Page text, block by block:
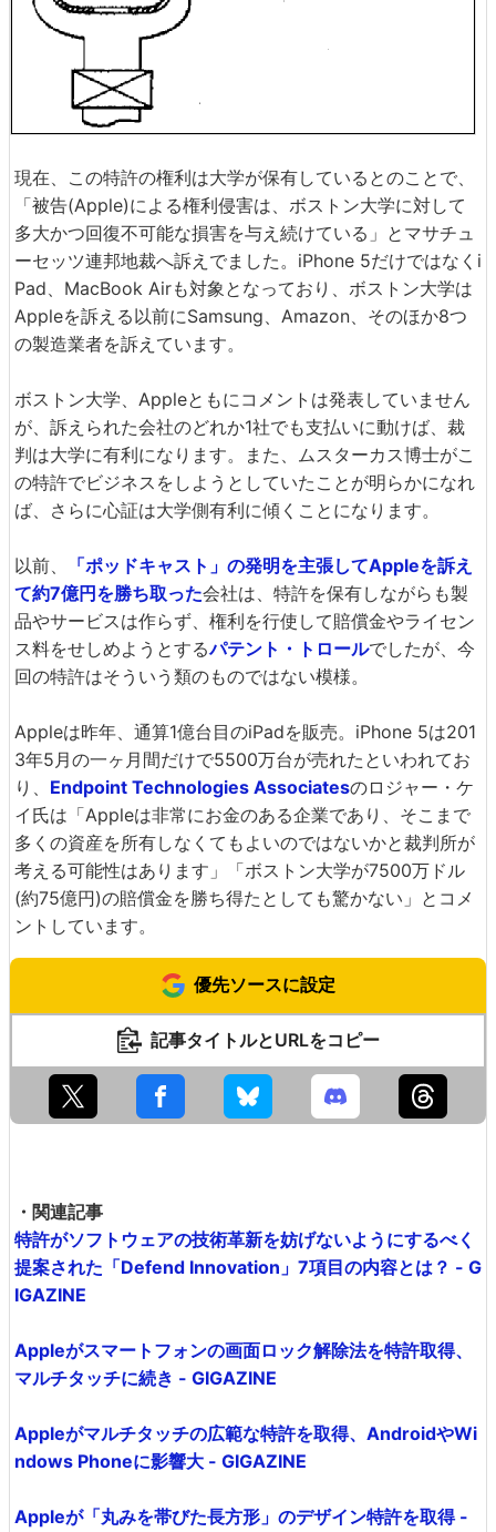
現在、この特許の権利は大学が保有しているとのことで、
「被告(Apple)による権利侵害は、ボストン大学に対して
多大かつ回復不可能な損害を与え続けている」とマサチュ
ーセッツ連邦地裁へ訴えでました。iPhone 5だけではなくi
Pad、MacBook Airも対象となっており、ボストン大学は
Appleを訴える以前にSamsung、Amazon、そのほか8つ
の製造業者を訴えています。
ボストン大学、Appleともにコメントは発表していません
が、訴えられた会社のどれか1社でも支払いに動けば、裁
判は大学に有利になります。また、ムスターカス博士がこ
の特許でビジネスをしようとしていたことが明らかになれ
ば、さらに心証は大学側有利に傾くことになります。
以前、
「ポッドキャスト」の発明を主張してAppleを訴え
て約7億円を勝ち取った会社は、特許を保有しながらも製
品やサービスは作らず、権利を行使して賠償金やライセン
ス料をせしめようとするパテント・トロールでしたが、今
回の特許はそういう類のものではない模様。
Appleは昨年、通算1億台目のiPadを販売。iPhone 5は201
3年5月の一ヶ月間だけで5500万台が売れたといわれてお
り、 Endpoint Technologies Associatesのロジャー・ケ
イ氏は「Appleは非常にお金のある企業であり、そこまで
多くの資産を所有しなくてもよいのではないかと裁判所が
考える可能性はあります」「ボストン大学が7500万ドル
(約75億円)の賠償金を勝ち得たとしても驚かない」とコメ
ントしています。
優先ソースに設定
記事タイトルとURLをコピー
・関連記事
特許がソフトウェアの技術革新を妨げないようにするべく
提案された「Defend Innovation」7項目の内容とは？ - G
IGAZINE
Appleがスマートフォンの画面ロック解除法を特許取得、
マルチタッチに続き - GIGAZINE
Appleがマルチタッチの広範な特許を取得、AndroidやWi
ndows Phoneに影響大 - GIGAZINE
Appleが「丸みを帯びた長方形」のデザイン特許を取得 -